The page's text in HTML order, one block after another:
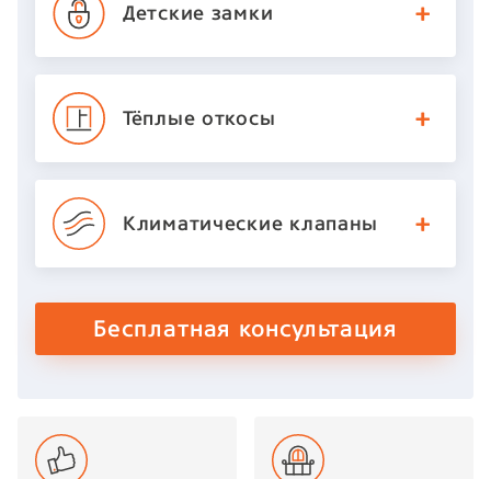
Детские замки
Тёплые откосы
Климатические клапаны
Бесплатная консультация